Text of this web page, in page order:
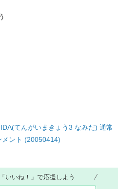
てんがいまきょう3 なみだ) 通常
メント (20050414)
いいね！」で応援しよう